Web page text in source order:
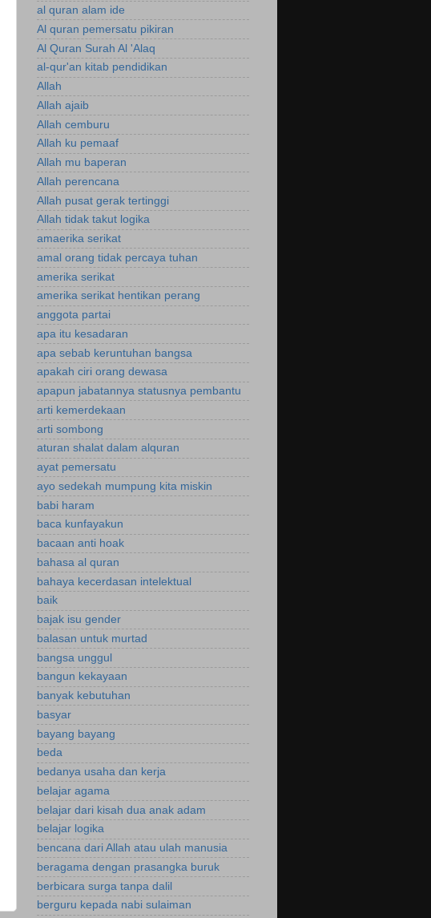
al quran alam ide
Al quran pemersatu pikiran
Al Quran Surah Al 'Alaq
al-qur'an kitab pendidikan
Allah
Allah ajaib
Allah cemburu
Allah ku pemaaf
Allah mu baperan
Allah perencana
Allah pusat gerak tertinggi
Allah tidak takut logika
amaerika serikat
amal orang tidak percaya tuhan
amerika serikat
amerika serikat hentikan perang
anggota partai
apa itu kesadaran
apa sebab keruntuhan bangsa
apakah ciri orang dewasa
apapun jabatannya statusnya pembantu
arti kemerdekaan
arti sombong
aturan shalat dalam alquran
ayat pemersatu
ayo sedekah mumpung kita miskin
babi haram
baca kunfayakun
bacaan anti hoak
bahasa al quran
bahaya kecerdasan intelektual
baik
bajak isu gender
balasan untuk murtad
bangsa unggul
bangun kekayaan
banyak kebutuhan
basyar
bayang bayang
beda
bedanya usaha dan kerja
belajar agama
belajar dari kisah dua anak adam
belajar logika
bencana dari Allah atau ulah manusia
beragama dengan prasangka buruk
berbicara surga tanpa dalil
berguru kepada nabi sulaiman